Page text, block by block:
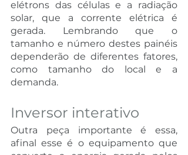
elétrons das células e a radiação
solar, que a corrente elétrica é
gerada. Lembrando que o
tamanho e número destes painéis
dependerão de diferentes fatores,
como tamanho do local e a
demanda.
Inversor interativo
Outra peça importante é essa,
afinal esse é o equipamento que